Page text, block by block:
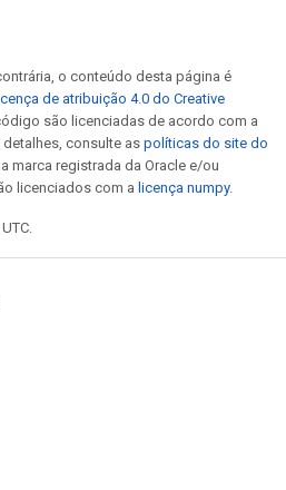
o conteúdo desta página é
de atribuição 4.0 do Creative
são licenciadas de acordo com a
detalhes, consulte as políticas do site do
marca registrada da Oracle e/ou
licenciados com a licença numpy.